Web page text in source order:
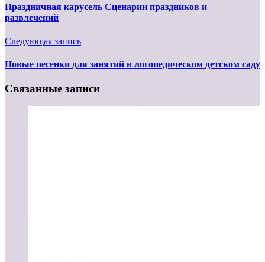
Праздничная карусель Сценарии праздников и
развлечений
Следующая запись
Новые песенки для занятий в логопедическом детском саду
Связанные записи